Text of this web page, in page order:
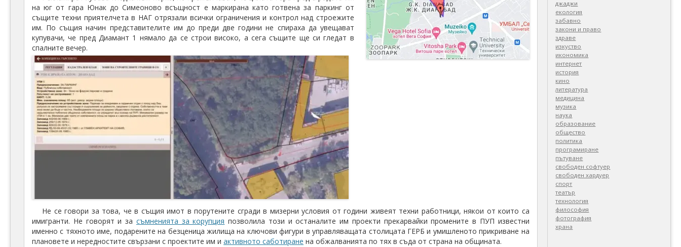
на юг от гара Юнак до Симеоново всъщност е маркирана като готвена за паркинг от
същите техни приятелчета в НАГ отрязали всички ограничения и контрол над строежите
им. По същия начин представителите им до преди две години не спираха да увещават
купувачи, че пред Диамант 1 нямало да се строи високо, а сега същите ще си гледат в
спалните вечер.
Не се говори за това, че в същия имот в порутените сгради в мизерни условия от години живеят техни работници, някои от които са
имигранти. Не говорят и за съмненията за корупция позволила този и останалите им проекти прекарвайки промените в ПУП известни
именно с тяхното име, подарените на безценица жилища на ключови фигури в управляващата столицата ГЕРБ и умишленото прикриване на
плановете и нередностите свързани с проектите им иактивното саботиране на обжалванията по тях в съда от страна на общината.
джаджи
екология
забавно
закони и право
здраве
изкуство
икономика
интернет
история
кино
литература
медицина
музика
наука
образование
общество
политика
програмиране
пътуване
свободен софтуер
свободен хардуер
спорт
театър
технология
философия
фотография
храна